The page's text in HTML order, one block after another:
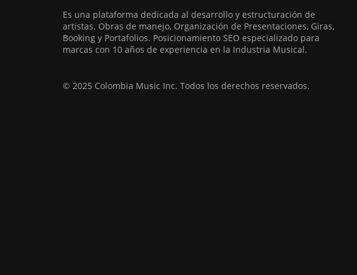
Es una plataforma dedicada al desarrollo y estructuración de
artistas. Obras de manejo, Organización de Presentaciones, Giras,
Booking y Portafolios. Posicionamiento SEO especializado para
marcas con 10 años de experiencia en la Industria Musical.
© 2025 Colombia Music Inc. Todos los derechos reservados.